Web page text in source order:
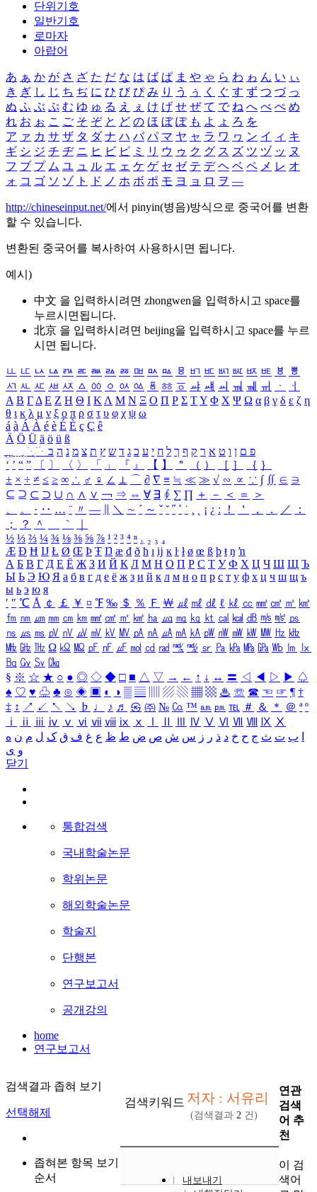
단위기호
일반기호
로마자
아랍어
あ ぁ か が さ ざ た だ な は ば ぱ ま や ゃ ら わ ゎ ん い ぃ
き ぎ し じ ち ぢ に ひ び ぴ み り う ぅ く ぐ す ず つ づ っ
ぬ ふ ぶ ぷ む ゆ ゅ る え ぇ け げ せ ぜ て で ね へ べ ぺ め
れ お ぉ こ ご そ ぞ と ど の ほ ぼ ぽ も よ ょ ろ を
ア ァ カ サ ザ タ ダ ナ ハ バ パ マ ヤ ャ ラ ワ ヮ ン イ ィ キ
ギ シ ジ チ ヂ ニ ヒ ビ ピ ミ リ ウ ゥ ク グ ス ズ ツ ヅ ッ ヌ
フ ブ プ ム ユ ュ ル エ ェ ケ ゲ セ ゼ テ デ ヘ ベ ペ メ レ オ
ォ コ ゴ ソ ゾ ト ド ノ ホ ボ ポ モ ヨ ョ ロ ヲ ―
http://chineseinput.net/에서 pinyin(병음)방식으로 중국어를 변환
할 수 있습니다.
변환된 중국어를 복사하여 사용하시면 됩니다.
예시)
中文 을 입력하시려면 zhongwen을 입력하시고 space를
누르시면됩니다.
北京 을 입력하시려면 beijing을 입력하시고 space를 누르
시면 됩니다.
ㅥ ㅦ ㅧ ㅨ ㅩ ㅪ ㅫ ㅬ ㅭ ㅮ ㅯ ㅰ ㅱ ㅲ ㅳ ㅴ ㅵ ㅶ ㅷ ㅸ
ㅹ
ㅺ ㅻ ㅼ ㅽ ㅾ ㅿ ㆀ ㆁ ㆂ ㆃ ㆄ ㆅ ㆆ ㆇ ㆈ ㆉ ㆊ ㆋ ㆌ ㆍ
ㆎ
Α Β ΓΔ Ε Ζ Η Θ Ι ΚΛ Μ Ν Ξ Ο Π Ρ Σ ΤΥ Φ Χ Ψ Ω α β γ δ ε ζ η
θ ι κ λ μ ν ξ ο π ρ σ τ υ φ χ ψ ω
á à Á À é è É È ç Ç ê
Ä Ö Ü ä ö ü ß
ִֶֹ ֻּ ׁׂ פ ם ן ו ט א ר ק ף ך ל ח י ע כ ג ד ש ץ ת צ מ נ ה ב
‘ ’ “ ” 〔 〕 〈 〉 「 」 『 』 【 】 ＂ （ ） ［ ］ ｛ ｝
± × ÷ ≠ ≤ ≥ ∞ ∴ ♂ ♀ ∠ ⊥ ⌒ ∂ ∇ ≡ ≒ ≪ ≫ √ ∽ ∝ ∵ ∫ ∬ ∈ ∋
⊆ ⊇ ⊂ ⊃ ∪ ∩ ∧ ∨ ￢ ⇒ ⇔ ∀ ∃ ∮ ∑ ∏ ＋ － ＜ ＝
＞
、
。 · ‥ … ¨ 〃 ― ＼ ∼ ´ ～ ˇ ˘ ˝ ˚ ˙ ¸ ¡ ¿ ː ！ ＇ ， ． ／
：
；
？ ＾ ｀
½ ⅓ ⅔ ¼ ¾ ⅛ ⅜ ⅝ ⅞ ¹ ² ³ ⁴ ⁿ ₁ ₂ ₃ ₄
Æ Ð Ħ Ĳ Ł Ø Œ Þ Ŧ Ŋ æ đ ð ħ ı ĳ ĸ ŀ ł ø œ ß þ ŧ ŋ ŉ
А Б В Г Д Е Ё Ж З И Й К Л М Н О П Р С Т У Ф Х Ц Ч Ш Щ Ъ
Ы Ь Э Ю Я а б в г д е ё ж з и й к л м н о п р с т у ф х ц ч ш щ ъ
ы ь э ю я
′ ″ ℃ Å ￠ ￡ ￥ ¤ ℉ ‰ ＄ ％ Ｆ ￦ ㎕ ㎖ ㎗ ℓ ㎘ ㏄ ㎣ ㎤ ㎥ ㎦
㎙ ㎚ ㎛ ㎜ ㎝ ㎞ ㎟ ㎠ ㎡ ㎢ ㏊ ㎍ ㎎ ㎏ ㏏ ㎈ ㎉ ㏈ ㎧ ㎨ ㎰
㎱ ㎲ ㎳ ㎴ ㎵ ㎶ ㎷ ㎸ ㎹ ㎀ ㎁ ㎂ ㎃ ㎄ ㎺ ㎻ ㎽ ㎾ ㎿ ㎐ ㎑
㎒ ㎓ ㎔ Ω ㏀ ㏁ ㎊ ㎋ ㎌ ㏖ ㏅ ㎭ ㎮ ㎯ ㏛ ㎩ ㎪ ㎫ ㎬ ㏝ ㏐
㏓
㏃ ㏉ ㏜ ㏆
§ ※ ☆ ★ ○ ● ◎ ◇ ◆ □ ■ △ ▽ → ← ↑ ↓ ↔ 〓 ◁ ◀ ▷ ▶ ♤
♠ ♡ ♥ ♧ ♣ ⊙ ◈ ▣ ◐ ◑ ▒ ▤ ▨ ▧ ▦ ▩ ♨ ☏ ☎ ☜ ☞ ¶ †
‡ ↕ ↗ ↙ ↖ ↘ ♭ ♩ ♪ ♬ ㉿ ㈜ № ㏇ ™ ㏂ ㏘ ℡ ＃ ＆ ＊ ＠ ª º
ⅰ
ⅱ ⅲ ⅳ ⅴ ⅵ ⅶ ⅷ ⅸ ⅹ Ⅳ Ⅴ Ⅵ Ⅶ Ⅷ Ⅸ Ⅹ
ب ت ث ج ح خ د ذ ر ز س ش ص ض ط ظ ع غ ف ق ک ل م ن ه
و ی
닫기
통합검색
국내학술논문
학위논문
해외학술논문
학술지
단행본
연구보고서
공개강의
home
연구보고서
검색결과 좁혀 보기
선택해제
좁혀본 항목 보기
순서
검색키워드 저자 : 서유리
(검색결과 2 건)
내보내기
연관
검색
어 추
천
이 검
색어